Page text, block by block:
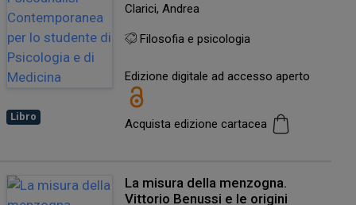
Libro
Clarici, Andrea
Filosofia e psicologia
Edizione digitale ad accesso aperto
Acquista edizione cartacea
La misura della menzogna.
Vittorio Benussi e le origini